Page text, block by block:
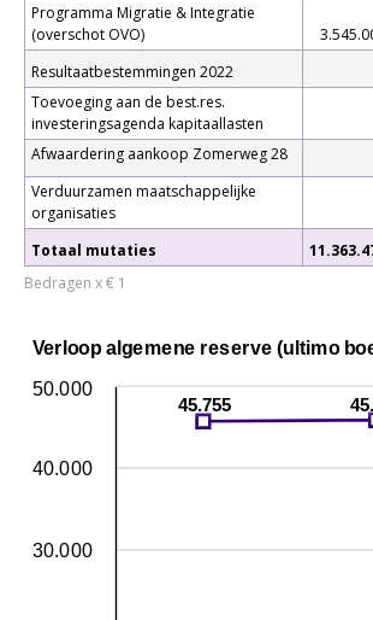
Programma Migratie & Integratie
(overschot OVO)
Resultaatbestemmingen 2022
Toevoeging aan de best.res.
investeringsagenda kapitaallasten
Afwaardering aankoop Zomerweg 28
Verduurzamen maatschappelijke
organisaties
Totaal mutaties
Bedragen x € 1
Verloop algemene reserve (ultimo
45.755
30.000
40.000
50.000